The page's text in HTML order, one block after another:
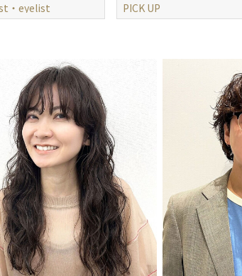
・eyelist PICK UP